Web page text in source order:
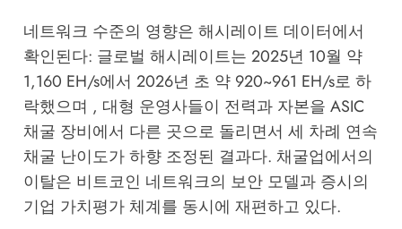
네트워크 수준의 영향은 해시레이트 데이터에서
확인된다: 글로벌 해시레이트는 2025년 10월 약
1,160 EH/s에서 2026년 초 약 920~961 EH/s로 하
락했으며 , 대형 운영사들이 전력과 자본을 ASIC
채굴 장비에서 다른 곳으로 돌리면서 세 차례 연속
채굴 난이도가 하향 조정된 결과다. 채굴업에서의
이탈은 비트코인 네트워크의 보안 모델과 증시의
기업 가치평가 체계를 동시에 재편하고 있다.